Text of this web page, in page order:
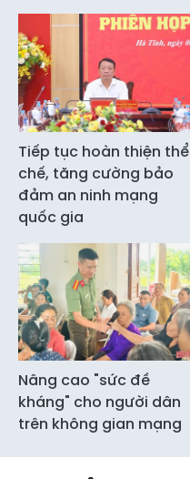
Tiếp tục hoàn thiện thể
chế, tăng cường bảo
đảm an ninh mạng
quốc gia
Nâng cao "sức đề
kháng" cho người dân
trên không gian mạng